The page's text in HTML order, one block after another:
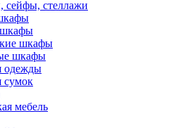
сейфы, стеллажи
шкафы
шкафы
одежды
мебель